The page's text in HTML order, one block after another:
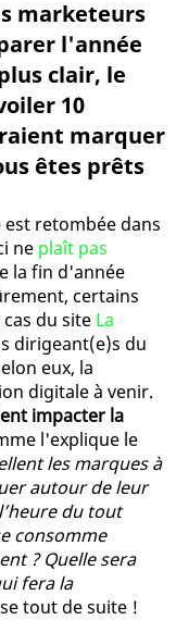
marketeurs
l'année
clair, le
10
marquer
êtes prêts
retombée dans
ne plaît pas
la fin d'année
certains
du site La
dirigeant(e)s du
eux, la
digitale à venir.
impacter la
l'explique le
les marques à
autour de leur
du tout
consomme
? Quelle sera
fera la
tout de suite !